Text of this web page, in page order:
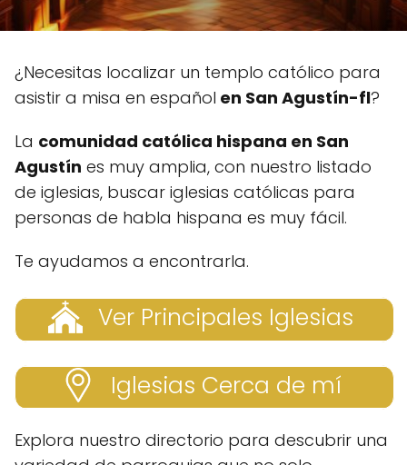
¿Necesitas localizar un templo católico para
asistir a misa en español en San Agustín-fl?
La comunidad católica hispana en San
Agustín es muy amplia, con nuestro listado
de iglesias, buscar iglesias católicas para
personas de habla hispana es muy fácil.
Te ayudamos a encontrarla.
Ver Principales Iglesias
Iglesias Cerca de mí
Explora nuestro directorio para descubrir una